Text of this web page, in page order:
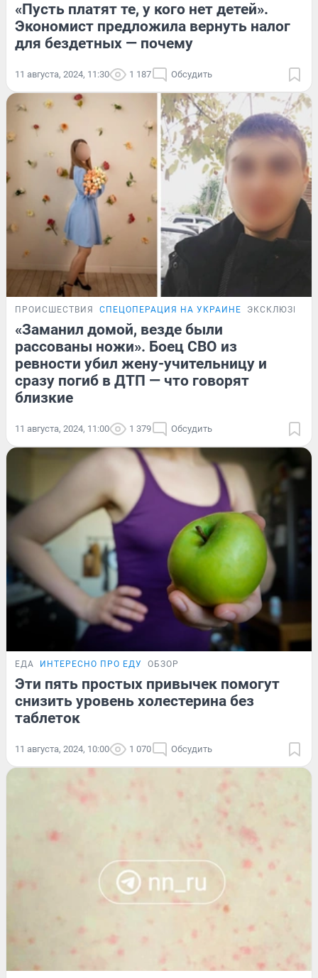
«Пусть платят те, у кого нет детей».
Экономист предложила вернуть налог
для бездетных — почему
11 августа, 2024, 11:30 1 187 Обсудить
ПРОИСШЕСТВИЯ СПЕЦОПЕРАЦИЯ НА УКРАИНЕ ЭКСКЛЮЗИВ
«Заманил домой, везде были
рассованы ножи». Боец СВО из
ревности убил жену-учительницу и
сразу погиб в ДТП — что говорят
близкие
11 августа, 2024, 11:00 1 379 Обсудить
ЕДА ИНТЕРЕСНО ПРО ЕДУ ОБЗОР
Эти пять простых привычек помогут
снизить уровень холестерина без
таблеток
11 августа, 2024, 10:00 1 070 Обсудить